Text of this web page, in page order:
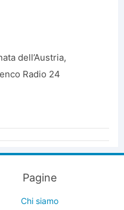
dell’Austria,
Radio 24
Pagine
Chi siamo